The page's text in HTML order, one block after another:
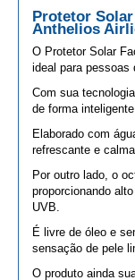
Protetor
Anthelios
O Protetor Solar
ideal para pessoas
Com sua
de forma
Elaborado com
refrescante e
Por outro lado, o
proporcionando
UVB.
É livre de óleo e
sensação de pele
O produto ainda